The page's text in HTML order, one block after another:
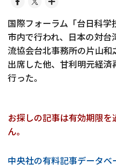
国際フォーラム「台日科
市内で行われ、日本の対
流協会台北事務所の片山
出席した他、甘利明元経
行った。
お探しの記事は有効期限
ん。
中央社の有料記事データベ